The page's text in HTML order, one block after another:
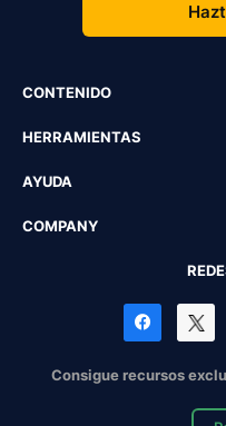
CONTENIDO
HERRAMIENTAS
AYUDA
COMPANY
Consigue recursos